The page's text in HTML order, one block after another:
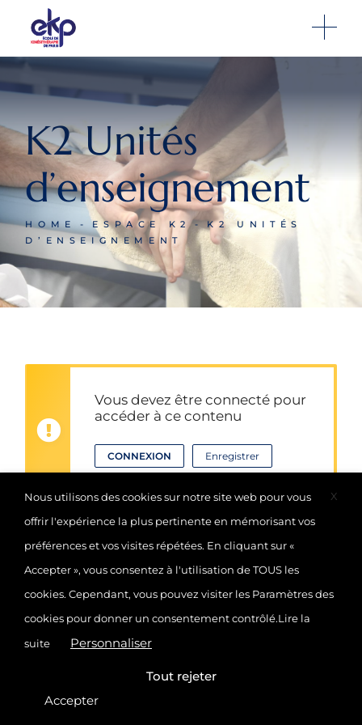
K2 Unités
d’enseignement
HOME ESPACE K2
K2 UNITÉS
D’ENSEIGNEMENT
Vous devez être connecté pour
accéder à ce contenu
CONNEXION Enregistrer
5232 vues
© 2025EKP, École de Kinésithérapie de Paris
X
Nous utilisons des cookies sur notre site web pour vous
offrir l'expérience la plus pertinente en mémorisant vos
préférences et vos visites répétées. En cliquant sur «
Accepter », vous consentez à l'utilisation de TOUS les
cookies. Cependant, vous pouvez visiter les Paramètres des
cookies pour donner un consentement contrôlé.Lire la
suite
Personnaliser
Tout rejeter
Accepter